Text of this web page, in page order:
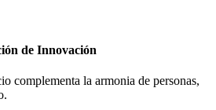
de Innovación
complementa la armonia de personas,